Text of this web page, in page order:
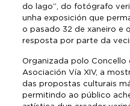
do lago”, do fotógrafo
unha exposición que
o pasado 32 de xaneiro e
resposta por parte da
Organizada polo Concello
Asociación Vía XIV, a
das propostas culturais
permitindo ao público